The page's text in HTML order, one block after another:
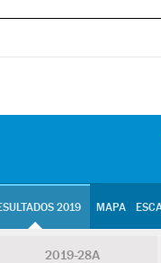
2019 MAPA
2019-28A